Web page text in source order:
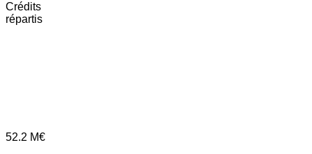
Crédits
répartis
52.2 M€